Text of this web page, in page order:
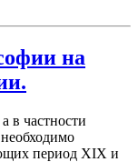
на
в частности
период XIX и